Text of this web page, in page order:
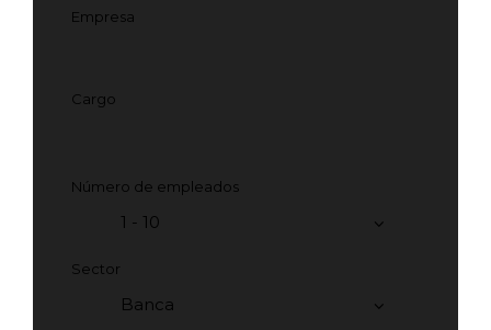
Empresa
Cargo
Número de empleados
Sector